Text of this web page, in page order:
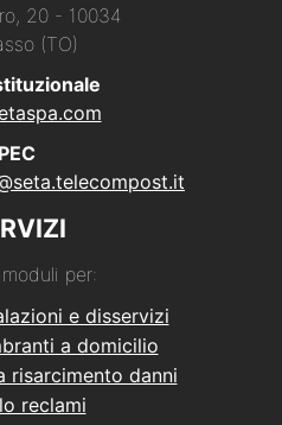
20 - 10034
(TO)
PEC
per:
e disservizi
a domicilio
risarcimento danni
reclami